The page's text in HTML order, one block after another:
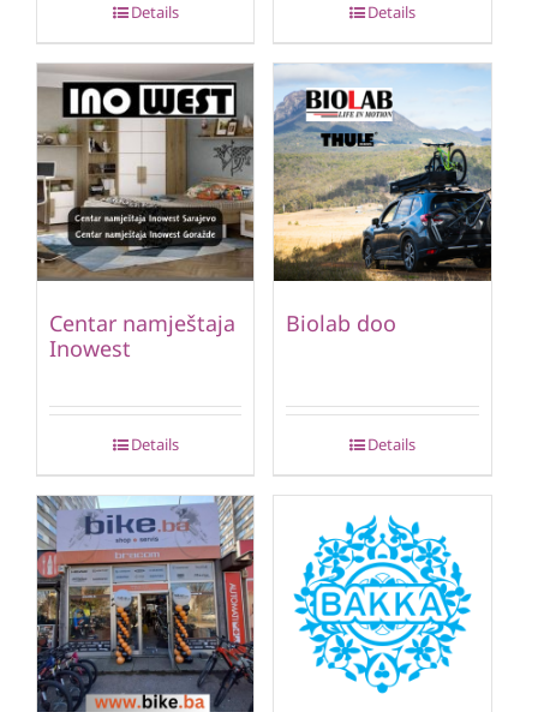
Details Details
Centar namještaja
Inowest
Details
Biolab doo
Details